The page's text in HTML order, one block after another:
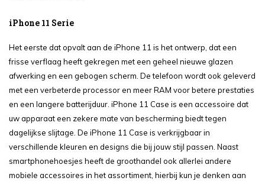
iPhone 11 Serie
Het eerste dat opvalt aan de iPhone 11 is het ontwerp, dat een
frisse verflaag heeft gekregen met een geheel nieuwe glazen
afwerking en een gebogen scherm. De telefoon wordt ook geleverd
met een verbeterde processor en meer RAM voor betere prestaties
en een langere batterijduur. iPhone 11 Case is een accessoire dat
uw apparaat een zekere mate van bescherming biedt tegen
dagelijkse slijtage. De iPhone 11 Case is verkrijgbaar in
verschillende kleuren en designs die bij jouw stijl passen. Naast
smartphonehoesjes heeft de groothandel ook allerlei andere
mobiele accessoires in het assortiment, hierbij kun je denken aan